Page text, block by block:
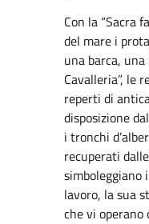
Con la “Sacra
del mare i
una barca,
Cavalleria”, le
reperti di
disposizione
i tronchi
recuperati
simboleggiano
lavoro, la sua
che vi operano